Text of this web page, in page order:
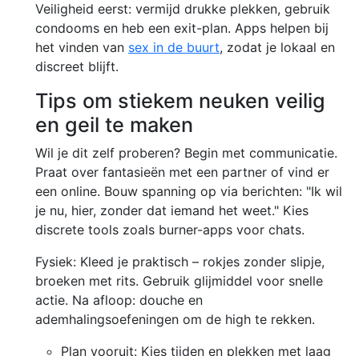
Veiligheid eerst: vermijd drukke plekken, gebruik
condooms en heb een exit-plan. Apps helpen bij
het vinden van sex in de buurt, zodat je lokaal en
discreet blijft.
Tips om stiekem neuken veilig
en geil te maken
Wil je dit zelf proberen? Begin met communicatie.
Praat over fantasieën met een partner of vind er
een online. Bouw spanning op via berichten: "Ik wil
je nu, hier, zonder dat iemand het weet." Kies
discrete tools zoals burner-apps voor chats.
Fysiek: Kleed je praktisch – rokjes zonder slipje,
broeken met rits. Gebruik glijmiddel voor snelle
actie. Na afloop: douche en
ademhalingsoefeningen om de high te rekken.
Plan vooruit: Kies tijden en plekken met laag